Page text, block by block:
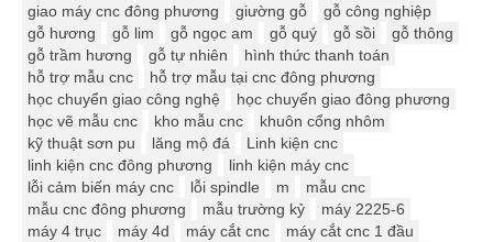
giao máy cnc đông phương
giường gỗ
gỗ công nghiệp
gỗ hương
gỗ lim gỗ ngọc am gỗ quý gỗ sồi
gỗ thông
gỗ trầm hương
gỗ tự nhiên
hình thức thanh toán
hỗ trợ mẫu cnc
hỗ trợ mẫu tại cnc đông phương
học chuyển giao công nghệ
học chuyển giao đông phương
học vẽ mẫu cnc
kho mẫu cnc
khuôn cổng nhôm
kỹ thuật sơn pu
lăng mộ đá
Linh kiện cnc
linh kiện cnc đông phương
linh kiện máy cnc
lỗi cảm biến máy cnc
lỗi spindle m
mẫu cnc
mẫu cnc đông phương
mẫu trường kỷ
máy 2225-6
máy 4 trục
máy 4d máy cắt cnc
máy cắt cnc 1 đầu